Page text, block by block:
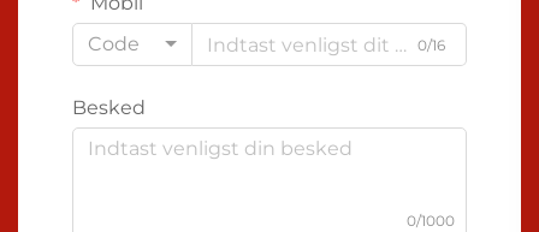
Code
0/16
Besked
0/1000